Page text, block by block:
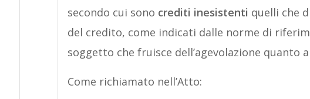
secondo cui sono crediti inesistenti quelli che
del credito, come indicati dalle norme di
soggetto che fruisce dell’agevolazione quanto
Come richiamato nell’Atto: